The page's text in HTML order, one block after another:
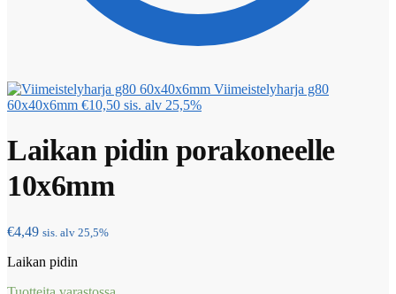
Viimeistelyharja g80
60x40x6mm €10,50 sis. alv 25,5%
Laikan pidin porakoneelle
10x6mm
€4,49 sis. alv 25,5%
Laikan pidin